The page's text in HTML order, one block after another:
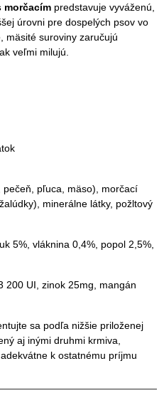
morčacím predstavuje vyváženú,
úrovni pre dospelých psov vo
mäsité suroviny zaručujú
veľmi milujú.
pečeň, pľuca, mäso), morčací
minerálne látky, požltový
5%, vláknina 0,4%, popol 2,5%,
200 UI, zinok 25mg, mangán
sa podľa nižšie priloženej
aj inými druhmi krmiva,
k ostatnému príjmu